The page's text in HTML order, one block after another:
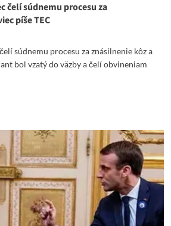
čelí súdnemu procesu za
píše TEC
súdnemu procesu za znásilnenie kôz a
bol vzatý do väzby a čelí obvineniam